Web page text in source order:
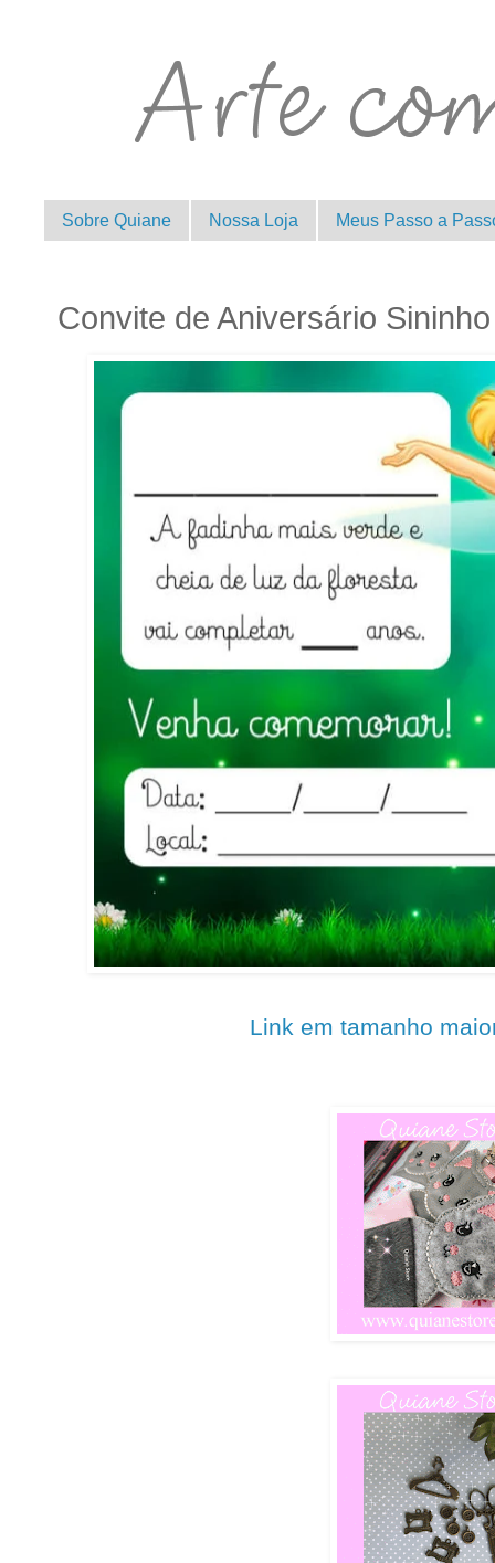
Sobre Quiane Nossa Loja Meus Passo a
Convite de Aniversário
Link em tamanho